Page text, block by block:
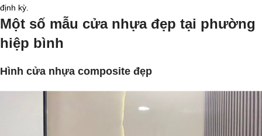
định kỳ.
Một số mẫu cửa nhựa đẹp tại phường
hiệp bình
Hình cửa nhựa composite đẹp